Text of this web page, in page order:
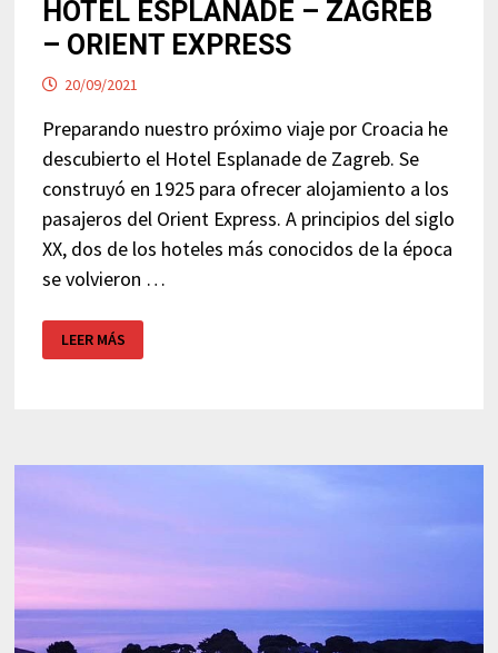
HOTEL ESPLANADE – ZAGREB
– ORIENT EXPRESS
20/09/2021
Preparando nuestro próximo viaje por Croacia he
descubierto el Hotel Esplanade de Zagreb. Se
construyó en 1925 para ofrecer alojamiento a los
pasajeros del Orient Express. A principios del siglo
XX, dos de los hoteles más conocidos de la época
se volvieron …
HOTEL
ESPLANADE
–
LEER MÁS